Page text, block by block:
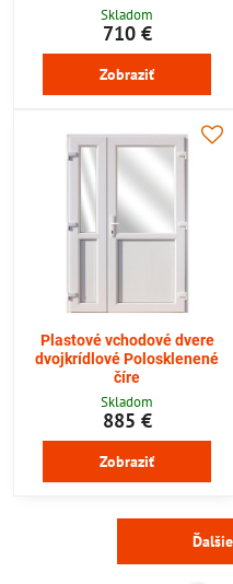
Skladom
710 €
Zobraziť
Plastové vchodové dvere
dvojkrídlové Polosklenené
číre
Skladom
885 €
Zobraziť